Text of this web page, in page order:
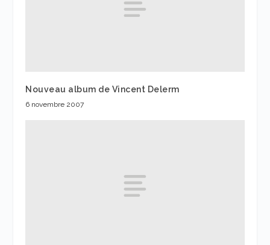
Nouveau album de Vincent Delerm
6 novembre 2007